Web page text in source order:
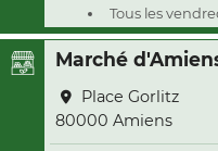
Tous les
Marché
Place Gorlitz
80000 Amiens